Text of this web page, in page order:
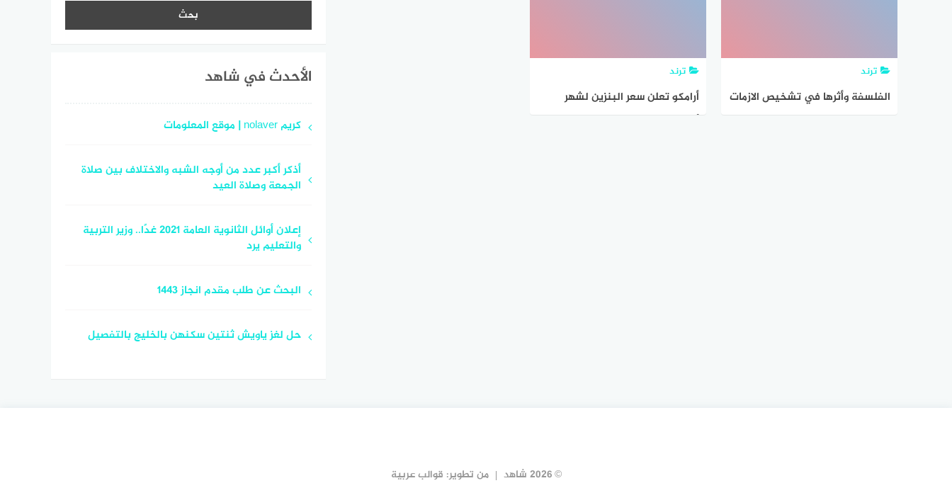
ترند
الفلسفة وأثرها في تشخيص الازمات
ترند
أرامكو تعلن سعر البنزين لشهر
الأحدث في شاهد
كريم nolaver | موقع المعلومات
أذكر أكبر عدد من أوجه الشبه والاختلاف بين صلاة
الجمعة وصلاة العيد
إعلان أوائل الثانوية العامة 2021 غدًا.. وزير التربية
والتعليم يرد
البحث عن طلب مقدم انجاز 1443
حل لغز ياويش ثنتين سكنهن بالخليج بالتفصيل
© 2026 شاهد من تطوير: قوالب عربية